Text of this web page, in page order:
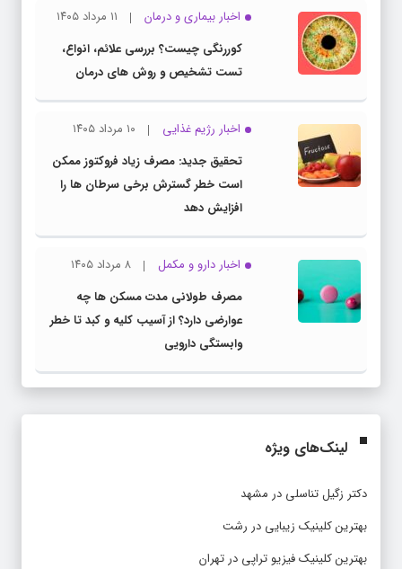
اخبار بیماری و درمان
۱۱ مرداد ۱۴۰۵
کوررنگی چیست؟ بررسی علائم، انواع،
تست تشخیص و روش های درمان
اخبار رژیم غذایی
۱۰ مرداد ۱۴۰۵
تحقیق جدید: مصرف زیاد فروکتوز ممکن
است خطر گسترش برخی سرطان ها را
افزایش دهد
اخبار دارو و مکمل
۸ مرداد ۱۴۰۵
مصرف طولانی مدت مسکن ها چه
عوارضی دارد؟ از آسیب کلیه و کبد تا خطر
وابستگی دارویی
لینک‌های ویژه
دکتر زگیل تناسلی در مشهد
بهترین کلینیک زیبایی در رشت
بهترین کلینیک فیزیو تراپی در تهران